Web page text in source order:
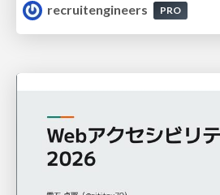
recruitengineers
PRO